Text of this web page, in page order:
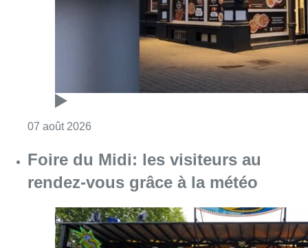
07 août 2026
Foire du Midi: les visiteurs au
rendez-vous grâce à la météo